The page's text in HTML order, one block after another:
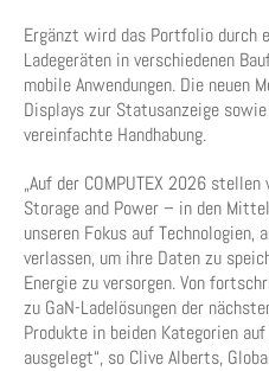
Ergänzt wird das Portfolio durch
Ladegeräten in verschiedenen
mobile Anwendungen. Die neuen
Displays zur Statusanzeige
vereinfachte Handhabung.
„Auf der COMPUTEX 2026 stellen
Storage and Power – in den
unseren Fokus auf Technologien,
verlassen, um ihre Daten zu
Energie zu versorgen. Von
zu GaN-Ladelösungen der
Produkte in beiden Kategorien
ausgelegt“, so Clive Alberts,